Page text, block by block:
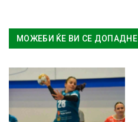
МОЖЕБИ ЌЕ ВИ СЕ ДОПАДНЕ